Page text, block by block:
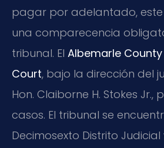
pagar por adelantado,
una comparecencia
tribunal. El Albemarle
Court, bajo la dirección del
Hon. Claiborne H. Stokes Jr.,
casos. El tribunal se
Decimosexto Distrito